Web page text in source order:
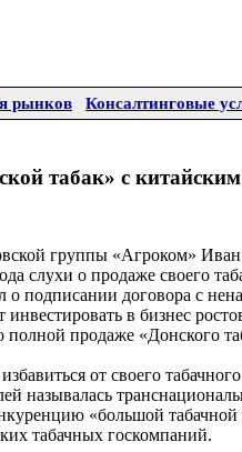
рынков Консалтинговые
табак» с
группы «Агроком»
слухи о продаже своего
о подписании договора с
инвестировать в бизнес
полной продаже «Донского
от своего
называлась
«большой табачной
табачных госкомпаний.